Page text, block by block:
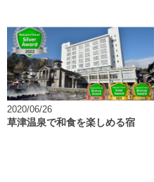
2020/06/26
草津温泉で和食を楽しめる宿